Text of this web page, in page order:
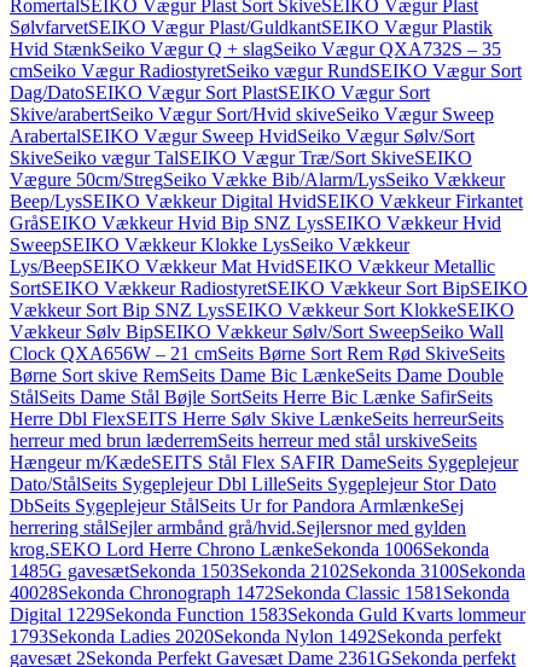
RomertalSEIKO Vægur Plast Sort SkiveSEIKO Vægur Plast
SølvfarvetSEIKO Vægur Plast/GuldkantSEIKO Vægur Plastik
Hvid StænkSeiko Vægur Q + slagSeiko Vægur QXA732S – 35
cmSeiko Vægur RadiostyretSeiko vægur RundSEIKO Vægur Sort
Dag/DatoSEIKO Vægur Sort PlastSEIKO Vægur Sort
Skive/arabertSeiko Vægur Sort/Hvid skiveSeiko Vægur Sweep
ArabertalSEIKO Vægur Sweep HvidSeiko Vægur Sølv/Sort
SkiveSeiko vægur TalSEIKO Vægur Træ/Sort SkiveSEIKO
Vægure 50cm/StregSeiko Vække Bib/Alarm/LysSeiko Vækkeur
Beep/LysSEIKO Vækkeur Digital HvidSEIKO Vækkeur Firkantet
GråSEIKO Vækkeur Hvid Bip SNZ LysSEIKO Vækkeur Hvid
SweepSEIKO Vækkeur Klokke LysSeiko Vækkeur
Lys/BeepSEIKO Vækkeur Mat HvidSEIKO Vækkeur Metallic
SortSEIKO Vækkeur RadiostyretSEIKO Vækkeur Sort BipSEIKO
Vækkeur Sort Bip SNZ LysSEIKO Vækkeur Sort KlokkeSEIKO
Vækkeur Sølv BipSEIKO Vækkeur Sølv/Sort SweepSeiko Wall
Clock QXA656W – 21 cmSeits Børne Sort Rem Rød SkiveSeits
Børne Sort skive RemSeits Dame Bic LænkeSeits Dame Double
StålSeits Dame Stål Bøjle SortSeits Herre Bic Lænke SafirSeits
Herre Dbl FlexSEITS Herre Sølv Skive LænkeSeits herreurSeits
herreur med brun læderremSeits herreur med stål urskiveSeits
Hængeur m/KædeSEITS Stål Flex SAFIR DameSeits Sygeplejeur
Dato/StålSeits Sygeplejeur Dbl LilleSeits Sygeplejeur Stor Dato
DbSeits Sygeplejeur StålSeits Ur for Pandora ArmlænkeSej
herrering stålSejler armbånd grå/hvid.Sejlersnor med gylden
krog.SEKO Lord Herre Chrono LænkeSekonda 1006Sekonda
1485G gavesætSekonda 1503Sekonda 2102Sekonda 3100Sekonda
40028Sekonda Chronograph 1472Sekonda Classic 1581 Sekonda
Digital 1229Sekonda Function 1583Sekonda Guld Kvarts lommeur
1793Sekonda Ladies 2020Sekonda Nylon 1492Sekonda perfekt
gavesæt 2Sekonda Perfekt Gavesæt Dame 2361GSekonda perfekt